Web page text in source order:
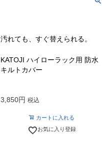
汚れても、すぐ替えられる。
KATOJI ハイローラック用 防水
キルトカバー
3,850 税込
カートに入れる
お気に入り登録